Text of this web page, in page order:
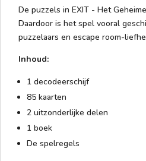
De puzzels in EXIT - Het
Daardoor is het spel vooral
puzzelaars en escape room-
Inhoud:
1 decodeerschijf
85 kaarten
2 uitzonderlijke delen
1 boek
De spelregels